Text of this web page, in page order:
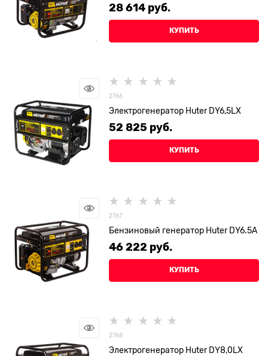
28 614 руб.
КУПИТЬ
2766
Электрогенератор Huter DY6,5LX
52 825 руб.
КУПИТЬ
2767
Бензиновый генератор Huter DY6.5A
46 222 руб.
КУПИТЬ
2768
Электрогенератор Huter DY8,0LX